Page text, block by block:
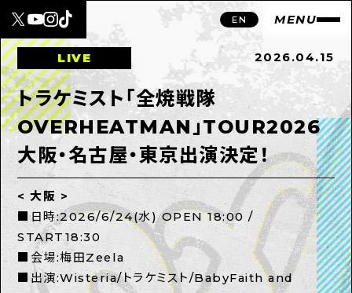
EN MENU
LIVE 2026.04.15
トラケミスト「全焼戦隊
OVERHEATMAN」TOUR2026
大阪・名古屋・東京出演決定！
< 大阪 >
■日時:2026/6/24(水) OPEN 18:00 /
START18:30
■会場:梅田Zeela
■出演:Wisteria/トラケミスト/BabyFaith and